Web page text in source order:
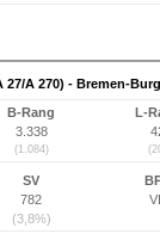
27/A 270) - Bremen-
B-Rang
3.338
(1.084)
L-
SV
782
(3,8%)